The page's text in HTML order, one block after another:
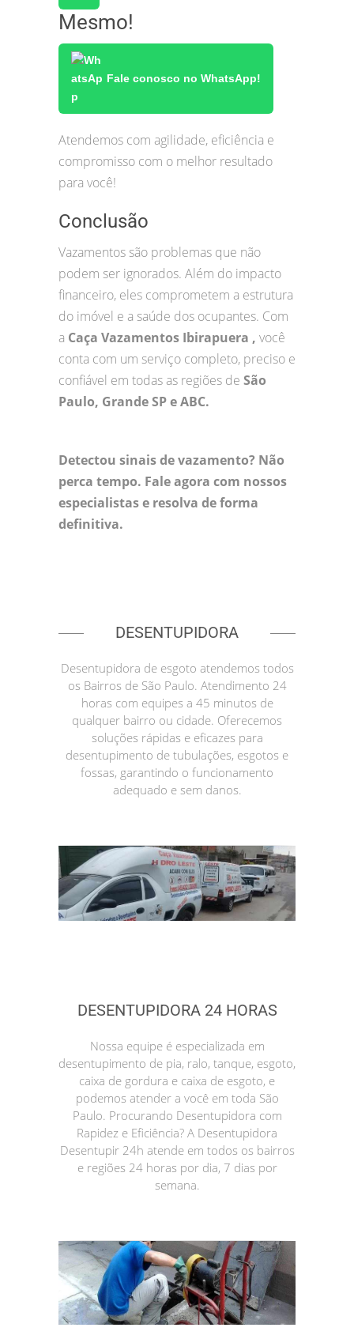
Mesmo!
Fale conosco no WhatsApp!
Atendemos com agilidade, eficiência e
compromisso com o melhor resultado
para você!
Conclusão
Vazamentos são problemas que não
podem ser ignorados. Além do impacto
financeiro, eles comprometem a estrutura
do imóvel e a saúde dos ocupantes. Com
a Caça Vazamentos Ibirapuera , você
conta com um serviço completo, preciso e
confiável em todas as regiões de São
Paulo, Grande SP e ABC.
Detectou sinais de vazamento? Não
perca tempo. Fale agora com nossos
especialistas e resolva de forma
definitiva.
DESENTUPIDORA
Desentupidora de esgoto atendemos todos
os Bairros de São Paulo. Atendimento 24
horas com equipes a 45 minutos de
qualquer bairro ou cidade. Oferecemos
soluções rápidas e eficazes para
desentupimento de tubulações, esgotos e
fossas, garantindo o funcionamento
adequado e sem danos.
DESENTUPIDORA 24 HORAS
Nossa equipe é especializada em
desentupimento de pia, ralo, tanque, esgoto,
caixa de gordura e caixa de esgoto, e
podemos atender a você em toda São
Paulo. Procurando Desentupidora com
Rapidez e Eficiência? A Desentupidora
Desentupir 24h atende em todos os bairros
e regiões 24 horas por dia, 7 dias por
semana.